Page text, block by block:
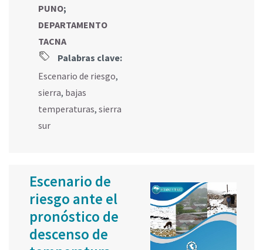
PUNO;
DEPARTAMENTO
TACNA
Palabras clave:
Escenario de riesgo,
sierra, bajas
temperaturas, sierra
sur
Escenario de
riesgo ante el
pronóstico de
descenso de